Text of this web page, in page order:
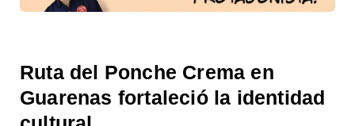
Ruta del Ponche Crema en
Guarenas fortaleció la identidad